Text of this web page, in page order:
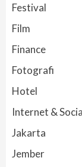
Festival
Film
Finance
Fotografi
Hotel
Internet &
Jakarta
Jember